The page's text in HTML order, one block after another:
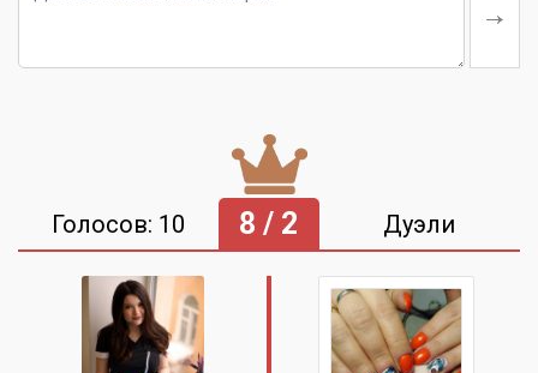
Голосов: 10 8 / 2 Дуэли